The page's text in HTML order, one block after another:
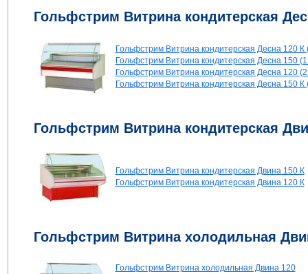
Гольфстрим Витрина кондитерская
Гольфстрим Витрина кондитерская Десна 120 К
Гольфстрим Витрина кондитерская Десна 150
Гольфстрим Витрина кондитерская Десна 120
Гольфстрим Витрина кондитерская Десна 150 К
Гольфстрим Витрина кондитерская
Гольфстрим Витрина кондитерская Двина 150 К
Гольфстрим Витрина кондитерская Двина 120 К
Гольфстрим Витрина холодильная
Гольфстрим Витрина холодильная Двина 120